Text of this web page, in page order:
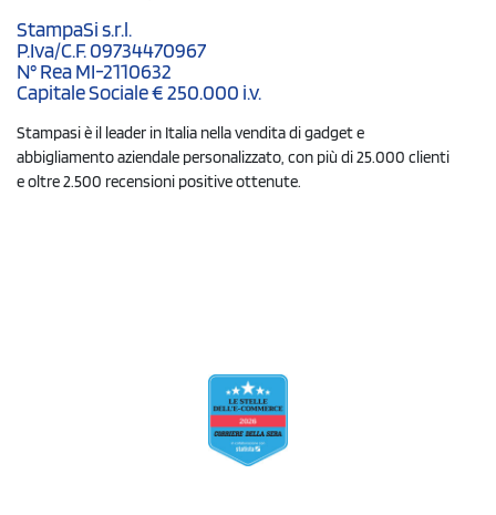
StampaSi s.r.l.
P.Iva/C.F. 09734470967
N° Rea MI-2110632
Capitale Sociale € 250.000 i.v.
Stampasi è il leader in Italia nella vendita di gadget e
abbigliamento aziendale personalizzato, con più di 25.000 clienti
e oltre 2.500 recensioni positive ottenute.